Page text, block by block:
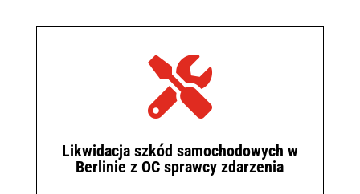

Likwidacja szkód samochodowych w
Berlinie z OC sprawcy zdarzenia